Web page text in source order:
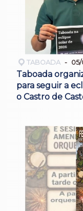
TABOADA
Taboada
para seguir a
o Castro de